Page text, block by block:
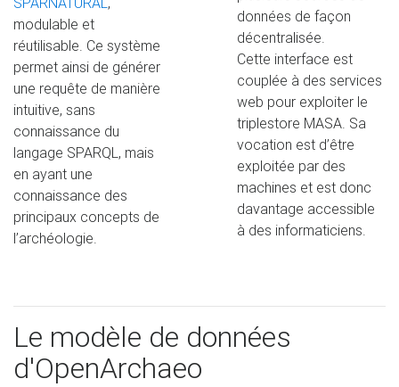
données de façon
décentralisée.
Cette interface est
couplée à des services
web pour exploiter le
triplestore MASA. Sa
vocation est d’être
exploitée par des
machines et est donc
davantage accessible
à des informaticiens.
modulable et
réutilisable. Ce système
permet ainsi de générer
une requête de manière
intuitive, sans
connaissance du
langage SPARQL, mais
en ayant une
connaissance des
principaux concepts de
l’archéologie.
Le modèle de données
d'OpenArchaeo